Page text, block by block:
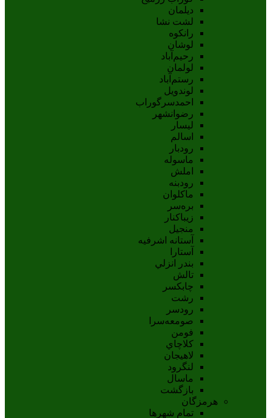
دیلمان
لشت نشا
رانکوه
لوشان
رحیم‌آباد
لولمان
رستم‌آباد
لوندویل
احمدسرگوراب
رضوانشهر
لیسار
اسالم
رودبار
ماسوله
املش
رودبنه
ماکلوان
بره‌سر
زیباکنار
منجیل
آستانه اشرفيه
آستارا
بندر انزلي
تالش
چابکسر
رشت
رودسر
صومعه‌سرا
فومن
کلاچاي
لاهيجان
لنگرود
ماسال
بازگشت
هرمزگان
تمام شهر‌ها